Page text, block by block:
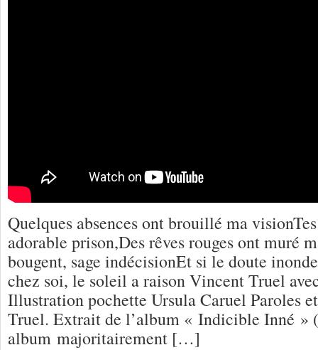
Quelques absences ont brouillé ma
adorable prison,Des rêves rouges ont muré
bougent, sage indécisionEt si le doute
chez soi, le soleil a raison Vincent Truel
Illustration pochette Ursula Caruel Paroles
Truel. Extrait de l’album « Indicible Inné »
album majoritairement […]